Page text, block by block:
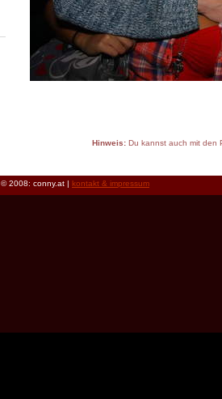
Hinweis:Du kannst auch mit den
© 2008: conny.at | kontakt & impressum